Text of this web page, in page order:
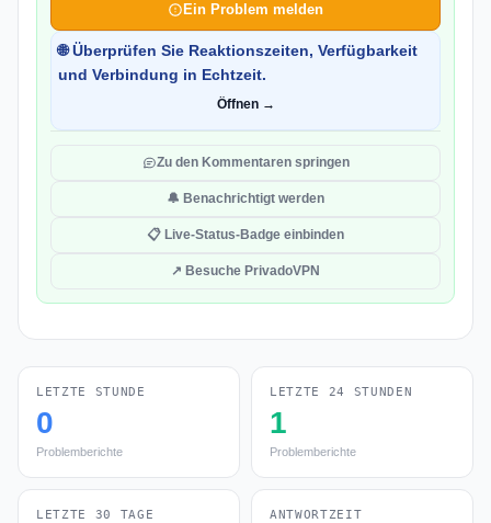
Ein Problem melden
🌐 Überprüfen Sie Reaktionszeiten, Verfügbarkeit
und Verbindung in Echtzeit.
Öffnen →
Zu den Kommentaren springen
🔔 Benachrichtigt werden
📋 Live-Status-Badge einbinden
↗ Besuche PrivadoVPN
LETZTE STUNDE
0
Problemberichte
LETZTE 24 STUNDEN
1
Problemberichte
LETZTE 30 TAGE ANTWORTZEIT